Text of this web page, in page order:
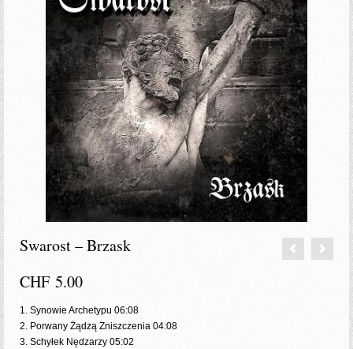
Swarost – Brzask
CHF 5.00
1. Synowie Archetypu 06:08
2. Porwany Żądzą Zniszczenia 04:08
3. Schyłek Nędzarzy 05:02